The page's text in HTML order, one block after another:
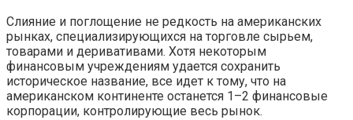
Слияние и поглощение не редкость на американских
рынках, специализирующихся на торговле сырьем,
товарами и деривативами. Хотя некоторым
финансовым учреждениям удается сохранить
историческое название, все идет к тому, что на
американском континенте останется 1–2 финансовые
корпорации, контролирующие весь рынок.